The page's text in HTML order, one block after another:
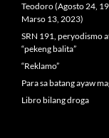
Teodoro (Agosto 24,
Marso 13, 2023)
SRN 191, peryodismo
“pekeng balita”
“Reklamo”
Para sa batang ayaw
Libro bilang droga